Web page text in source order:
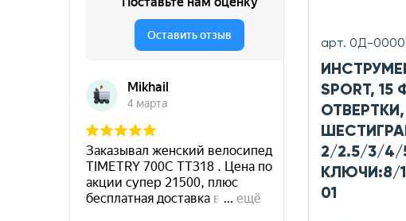
арт. 0Д-
SPORT,
ОТВЕРТКИ,
2/2.5/3/
КЛЮЧИ:8/
01